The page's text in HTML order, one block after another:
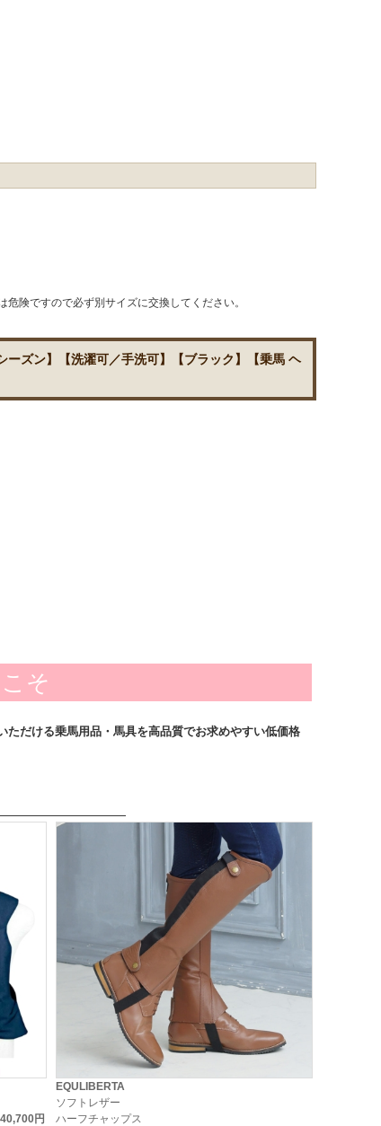
険ですので必ず別サイズに交換してください。
ーズン】【洗濯可／手洗可】【ブラック】【乗馬 ヘ
そ
ただける乗馬用品・馬具を高品質でお求めやすい低価格
40,700円
EQULIBERTA
ソフトレザー
ハーフチャップス